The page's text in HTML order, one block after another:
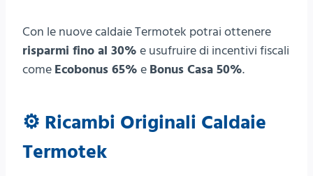
Con le nuove caldaie Termotek potrai ottenere
risparmi fino al 30% e usufruire di incentivi fiscali
come Ecobonus 65% e Bonus Casa 50%.
⚙️ Ricambi Originali Caldaie
Termotek